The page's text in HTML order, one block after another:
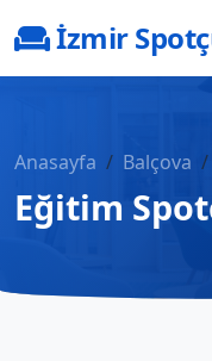
İzmir
Anasayfa Balçova
Eğitim